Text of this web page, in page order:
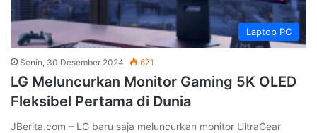
Laptop PC
Senin, 30 Desember 2024 671
LG Meluncurkan Monitor Gaming 5K OLED
Fleksibel Pertama di Dunia
JBerita.com – LG baru saja meluncurkan monitor UltraGear